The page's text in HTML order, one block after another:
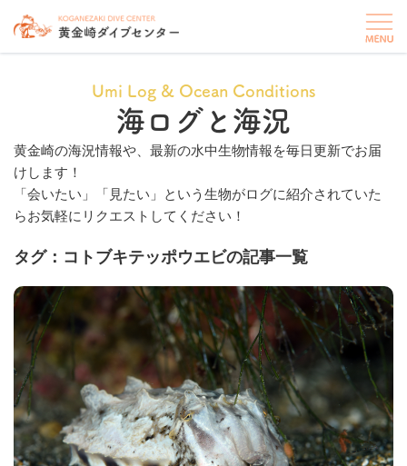
Umi Log & Ocean Conditions
海ログと海況
黄金崎の海況情報や、最新の水中生物情報を毎日更新でお届
けします！
「会いたい」「見たい」という生物がログに紹介されていた
らお気軽にリクエストしてください！
タグ：コトブキテッポウエビの記事一覧